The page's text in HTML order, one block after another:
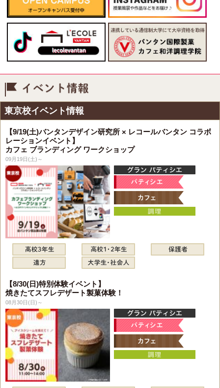
東京校イベント情報
【9/19(土)バンタンデザイン研究所 × レコールバンタン コラボ
レーションイベント】
カフェ ブランディング ワークショップ
09月19日(土)～
【8/30(日)特別体験イベント】
焼きたてスフレデザート製菓体験！
08月30日(日)～